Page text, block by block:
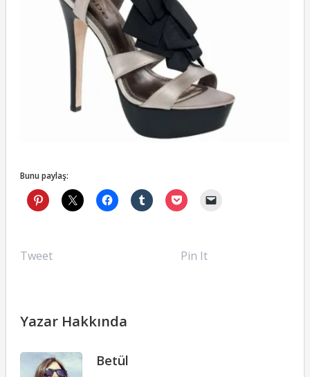
Bunu paylaş:
Tweet Pin It
Yazar Hakkında
Betül